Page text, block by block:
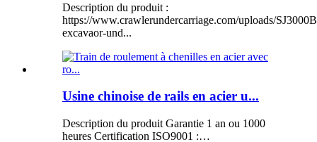
Description du produit :
https://www.crawlerundercarriage.com/uploads/
excavaor-und...
Usine chinoise de rails en acier u...
Description du produit Garantie 1 an ou 1000
heures Certification ISO9001 :…